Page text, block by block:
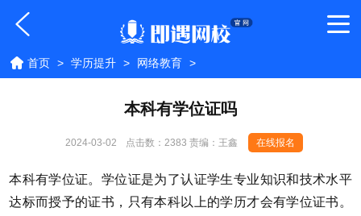
首页 > 学历提升 > 网络教育 >
本科有学位证吗
2024-03-02 点击数： 2383 责编：王鑫 在线报名
本科有学位证。学位证是为了认证学生专业知识和技术水平
达标而授予的证书，只有本科以上的学历才会有学位证书。